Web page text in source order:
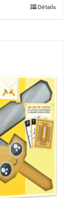
Détails